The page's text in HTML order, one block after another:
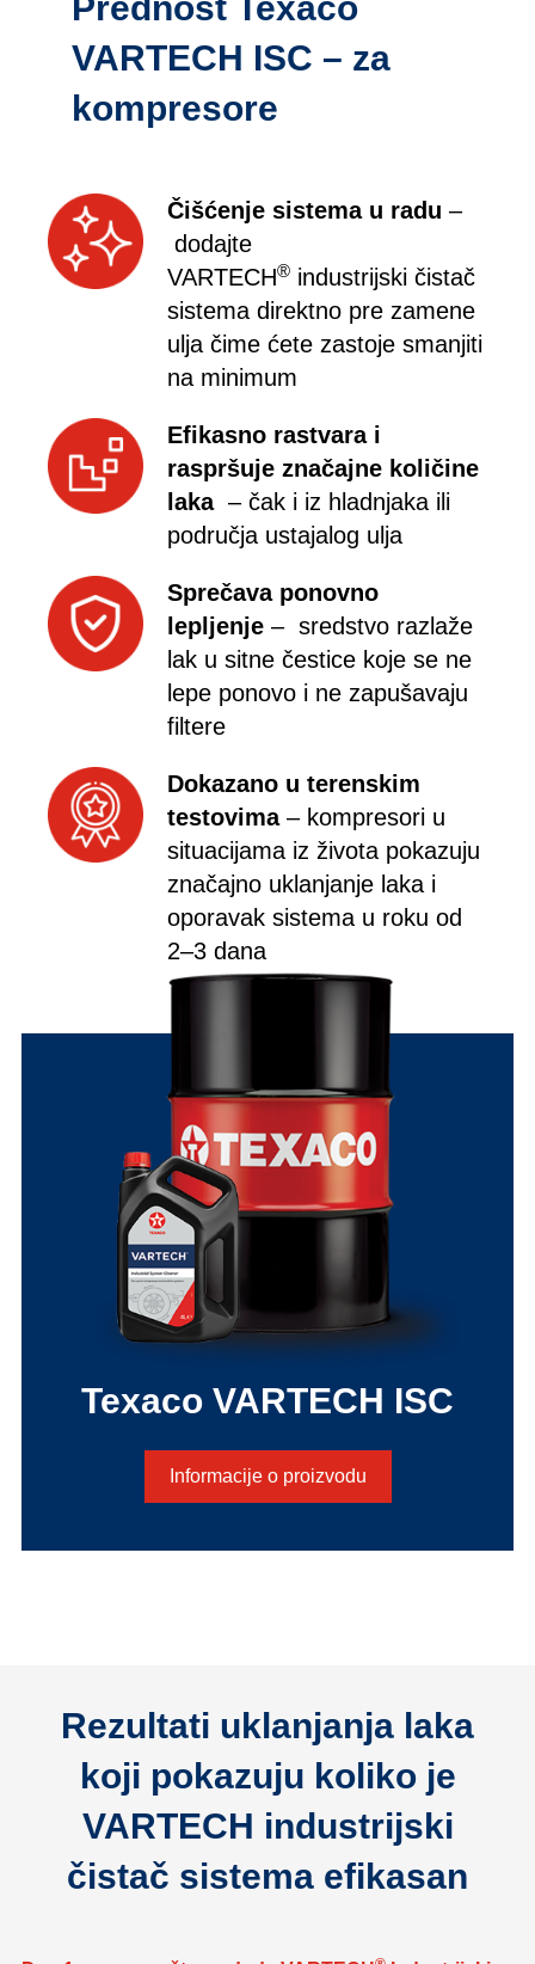
VARTECH ISC – za
kompresore
Čišćenje sistema u radu –
dodajte
VARTECH® industrijski čistač
sistema direktno pre zamene
ulja čime ćete zastoje smanjiti
na minimum
Efikasno rastvara i
raspršuje značajne količine
laka – čak i iz hladnjaka ili
područja ustajalog ulja
Sprečava ponovno
lepljenje – sredstvo razlaže
lak u sitne čestice koje se ne
lepe ponovo i ne zapušavaju
filtere
Dokazano u terenskim
testovima– kompresori u
situacijama iz života pokazuju
značajno uklanjanje laka i
oporavak sistema u roku od
2–3 dana
Texaco VARTECH ISC
Informacije o proizvodu
Rezultati uklanjanja laka
koji pokazuju koliko je
VARTECH industrijski
čistač sistema efikasan